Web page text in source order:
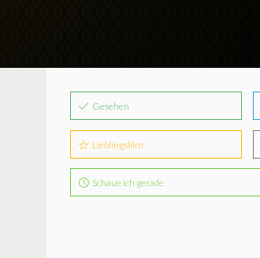
Gesehen
Lieblingsfilm
Schaue ich gerade